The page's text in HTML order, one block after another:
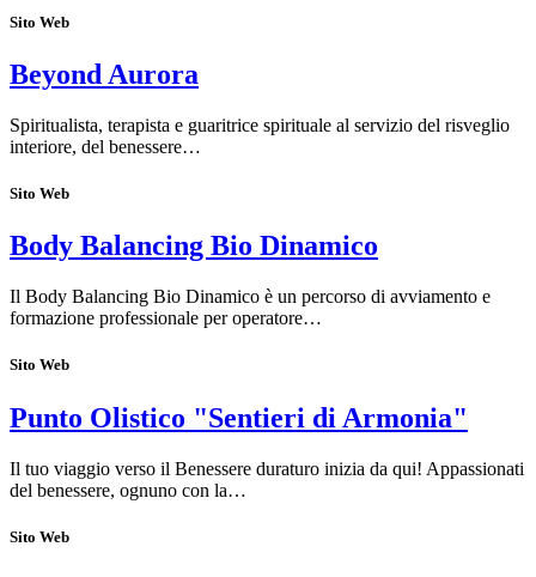
Sito Web
Beyond Aurora
Spiritualista, terapista e guaritrice spirituale al servizio del risveglio
interiore, del benessere…
Sito Web
Body Balancing Bio Dinamico
Il Body Balancing Bio Dinamico è un percorso di avviamento e
formazione professionale per operatore…
Sito Web
Punto Olistico "Sentieri di Armonia"
Il tuo viaggio verso il Benessere duraturo inizia da qui! Appassionati
del benessere, ognuno con la…
Sito Web